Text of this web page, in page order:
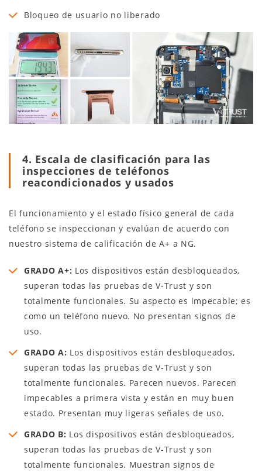
Bloqueo de usuario no liberado
4. Escala de clasificación para las
inspecciones de teléfonos
reacondicionados y usados
El funcionamiento y el estado físico general de cada
teléfono se inspeccionan y evalúan de acuerdo con
nuestro sistema de calificación de A+ a NG.
GRADO A+: Los dispositivos están desbloqueados,
superan todas las pruebas de V-Trust y son
totalmente funcionales. Su aspecto es impecable; es
como un teléfono nuevo. No presentan signos de
uso.
GRADO A: Los dispositivos están desbloqueados,
superan todas las pruebas de V-Trust y son
totalmente funcionales. Parecen nuevos. Parecen
impecables a primera vista y están en muy buen
estado. Presentan muy ligeras señales de uso.
GRADO B: Los dispositivos están desbloqueados,
superan todas las pruebas de V-Trust y son
totalmente funcionales. Muestran signos de